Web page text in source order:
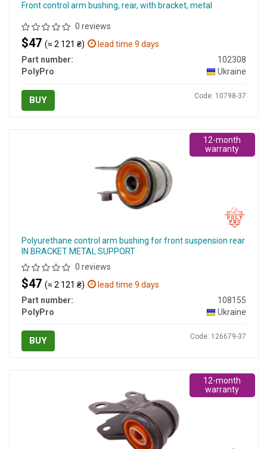
Front control arm bushing, rear, with bracket, metal
0 reviews
$47 (≈ 2 121 ₴)
lead time 9 days
Part number:
102308
PolyPro
Ukraine
BUY Code: 10798-37
Polyurethane control arm bushing for front suspension rear
IN BRACKET METAL SUPPORT
0 reviews
$47 (≈ 2 121 ₴)
lead time 9 days
Part number:
108155
PolyPro
Ukraine
BUY Code: 126679-37
12-month
warranty
12-month
warranty